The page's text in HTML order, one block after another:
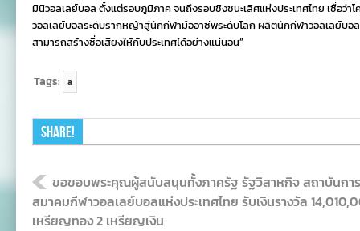
มินิวอลเลย์บอล ตั้งแต่รอบภูมิภาค จนถึงรอบชิงชนะเลิศแห่งประเทศไทย เชื่อว่า
วอลเลย์บอลระดับรากหญ้าสู่นักกีฬามืออาชีพระดับโลก ผลิตนักกีฬาวอลเลย์บอ
สามารถสร้างชื่อเสียงให้กับประเทศได้อย่างแน่นอน”
Tags: a
Share!
ขอขอบพระคุณผู้สนับสนุนทั้งภาครัฐ รัฐวิสาหกิจ สถาบันกา
สมาคมกีฬาวอลเลย์บอลแห่งประเทศไทย รับเงินรางวัล
เหรียญทอง 2 เหรียญเงิน